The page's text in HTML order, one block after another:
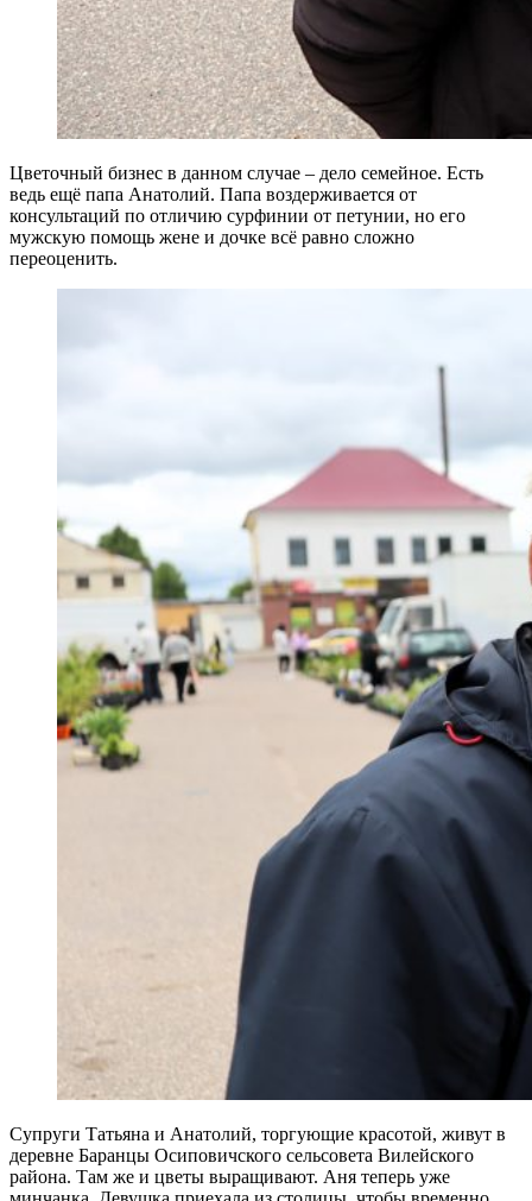
Цветочный бизнес в данном случае – дело семейное. Есть
ведь ещё папа Анатолий. Папа воздерживается от
консультаций по отличию сурфинии от петунии, но его
мужскую помощь жене и дочке всё равно сложно
переоценить.
Супруги Татьяна и Анатолий, торгующие красотой, живут в
деревне Баранцы Осиповичского сельсовета Вилейского
района. Там же и цветы выращивают. Аня теперь уже